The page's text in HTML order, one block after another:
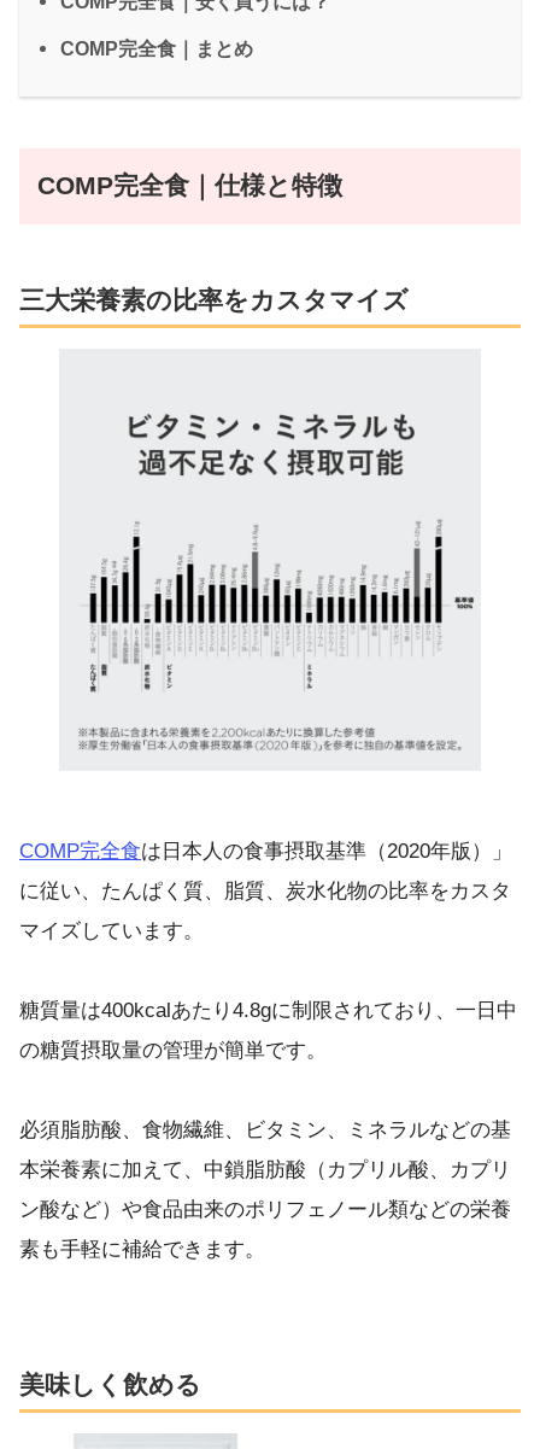
COMP完全食｜まとめ
COMP完全食｜仕様と特徴
三大栄養素の比率をカスタマイズ
COMP完全食は日本人の食事摂取基準（2020年版）」
に従い、たんぱく質、脂質、炭水化物の比率をカスタ
マイズしています。
糖質量は400kcalあたり4.8gに制限されており、一日中
の糖質摂取量の管理が簡単です。
必須脂肪酸、食物繊維、ビタミン、ミネラルなどの基
本栄養素に加えて、中鎖脂肪酸（カプリル酸、カプリ
ン酸など）や食品由来のポリフェノール類などの栄養
素も手軽に補給できます。
美味しく飲める